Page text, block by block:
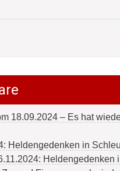
18.09.2024 – Es hat
Heldengedenken in
Heldengedenken